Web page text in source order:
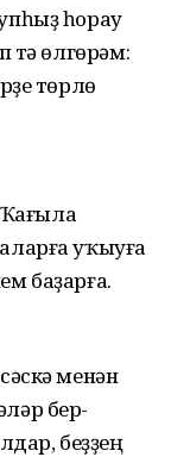
һорау
тә өлгөрәм:
төрлө
уҡыуға
баҙарға.
менән
бер-
беҙҙең